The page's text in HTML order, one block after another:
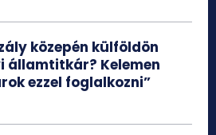
közepén külföldön
Kelemen
ezzel foglalkozni”